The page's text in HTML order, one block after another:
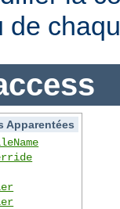
de
Apparentées